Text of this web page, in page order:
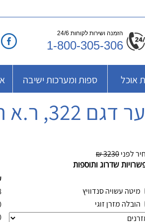
הזמנה ושירות לקוחות 24/6
1-800-305-306
אוכל ספות ומערכות ישיבה
ר.א ריהוט
לפני3230 ₪
שדרוג ותוספות
מיטה עשויה סנדוויץ
הובלה מזרן זוגי